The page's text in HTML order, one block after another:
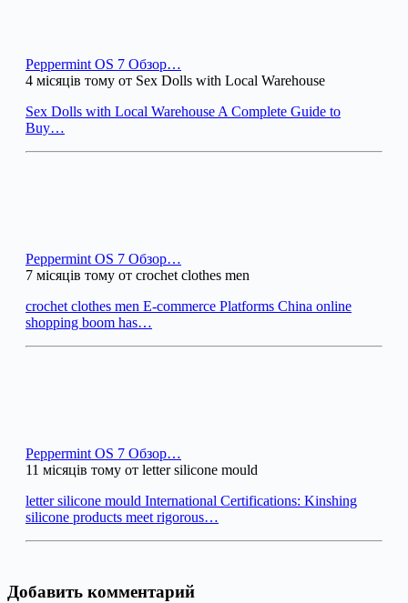
Peppermint OS 7 Обзор…
4 місяців тому от Sex Dolls with Local Warehouse
Sex Dolls with Local Warehouse A Complete Guide to
Buy…
Peppermint OS 7 Обзор…
7 місяців тому от crochet clothes men
crochet clothes men E-commerce Platforms China online
shopping boom has…
Peppermint OS 7 Обзор…
11 місяців тому от letter silicone mould
letter silicone mould International Certifications: Kinshing
silicone products meet rigorous…
Добавить комментарий